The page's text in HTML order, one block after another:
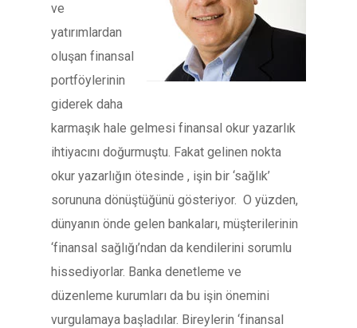
ve
yatırımlardan
oluşan finansal
portföylerinin
giderek daha
karmaşık hale gelmesi finansal okur yazarlık
ihtiyacını doğurmuştu. Fakat gelinen nokta
okur yazarlığın ötesinde , işin bir ‘sağlık’
sorununa dönüştüğünü gösteriyor. O yüzden,
dünyanın önde gelen bankaları, müşterilerinin
‘finansal sağlığı’ndan da kendilerini sorumlu
hissediyorlar. Banka denetleme ve
düzenleme kurumları da bu işin önemini
vurgulamaya başladılar. Bireylerin ‘finansal